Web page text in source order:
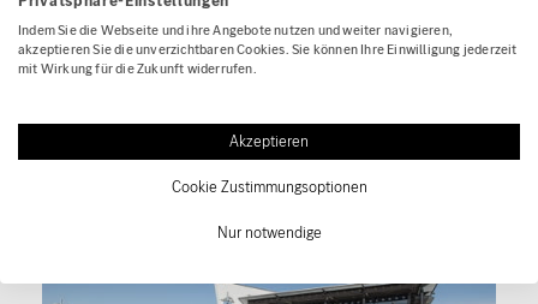
Stockstadt
Indem Sie die Webseite und ihre Angebote nutzen und weiter navigieren,
akzeptieren Sie die unverzichtbaren Cookies. Sie können Ihre Einwilligung jederzeit
mit Wirkung für die Zukunft widerrufen.
Akzeptieren
Cookie Zustimmungsoptionen
Nur notwendige